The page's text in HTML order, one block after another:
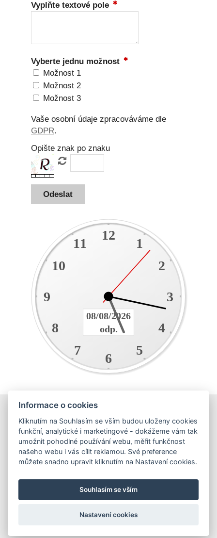
Vyplňte textové pole
Vyberte jednu možnost
Možnost 1
Možnost 2
Možnost 3
Vaše osobní údaje zpracováváme dle
GDPR.
Opište znak po znaku
1
2
3
4
5
6
7
8
9
10
11
12
08/08/2026
odp.
Obchodní podmínky
Podmínky ochrany osobních údajů
Hrnečky
Ateliér Hrnečky
O mně
Informace o cookies
Kliknutím na Souhlasím se vším budou uloženy cookies
funkční, analytické i marketingové - dokážeme vám tak
umožnit pohodlné používání webu, měřit funkčnost
našeho webu i vás cílit reklamou. Své preference
můžete snadno upravit kliknutím na Nastavení cookies.
Souhlasím se vším
Nastavení cookies